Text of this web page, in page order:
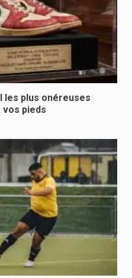
les plus onéreuses
vos pieds